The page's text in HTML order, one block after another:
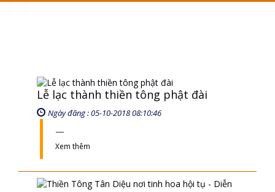
Lễ lạc thành thiền tông phật đài
Ngày đăng : 05-10-2018 08:10:46
Xem thêm
Thiền Tông Tân Diệu nơi tinh hoa hội
tụ - Diễn đàn tôn vinh tinh hoa